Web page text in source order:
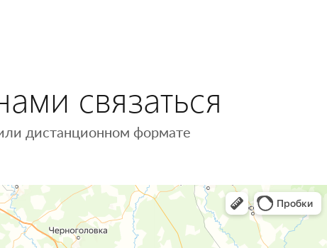
связаться
дистанционном формате